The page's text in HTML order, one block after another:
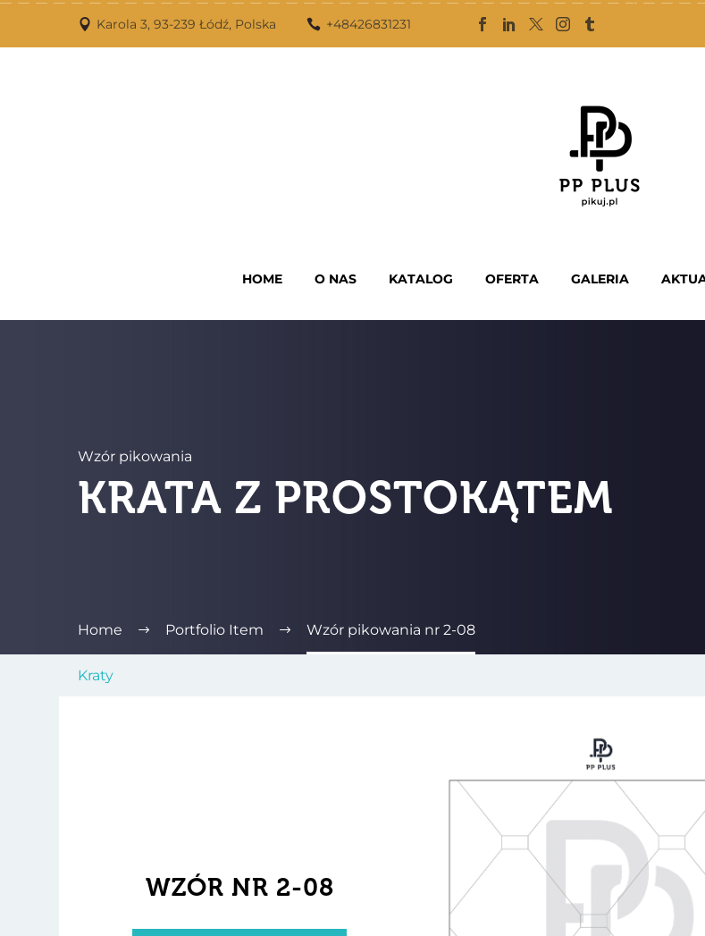
Karola 3, 93-239 Łódź, Polska +48426831231
HOME O NAS KATALOG OFERTA GALERIA
Wzór pikowania
KRATA Z PROSTOKĄTEM
Home Portfolio Item Wzór pikowania nr 2-08
Kraty
WZÓR NR 2-08